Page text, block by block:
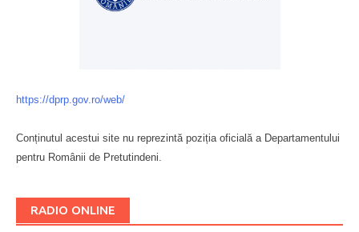
https://dprp.gov.ro/web/
Conținutul acestui site nu reprezintă poziția oficială a Departamentului
pentru Românii de Pretutindeni.
RADIO ONLINE